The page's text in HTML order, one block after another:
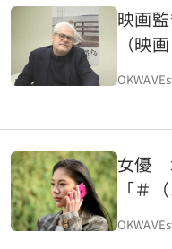
映画
（映
【
女優
「＃
【